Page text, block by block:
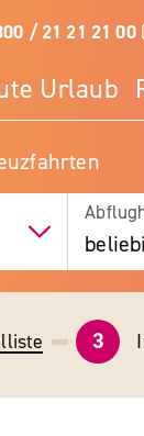
/ 21 21 21 00
Urlaub
3